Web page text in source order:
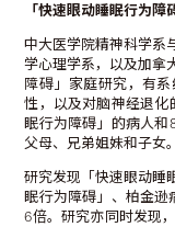
「快速眼动睡眠行为障
中大医学院精神科学系
学心理学系，以及加拿
障碍」家庭研究，有
性，以及对脑神经退化
眠行为障碍」的病人和
父母、兄弟姐妹和子女。
研究发现「快速眼动睡
眠行为障碍」、柏金
6倍。研究亦同时发现